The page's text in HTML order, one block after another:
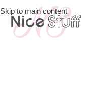
Skip to main content